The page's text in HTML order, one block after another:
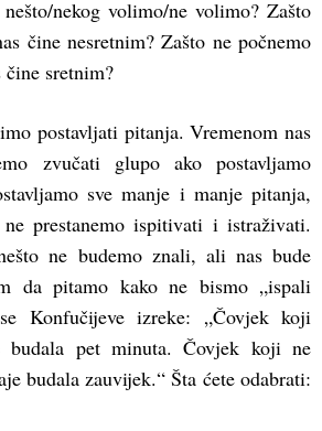
nekog volimo/ne volimo? Zašto
čine nesretnim? Zašto ne počnemo
sretnim?
postavljati pitanja. Vremenom nas
zvučati glupo ako postavljamo
sve manje i manje pitanja,
prestanemo ispitivati i istraživati.
ne budemo znali, ali nas bude
da pitamo kako ne bismo „ispali
Konfučijeve izreke: „Čovjek koji
budala pet minuta. Čovjek koji ne
budala zauvijek.“ Šta ćete odabrati: